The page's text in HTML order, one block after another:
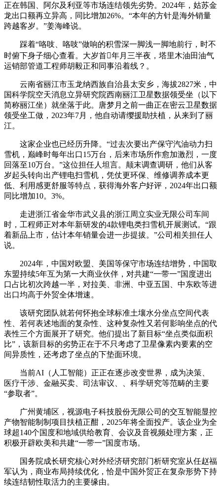
正在韩国、阿尔及利亚等市场连结领先劣势。2024年，姑苏金
龙出口额再立异高，同比增加26%。“本年的方针是海外销量
跨越客岁。”姜海峰说。
踩着“咯吱、咯吱”做响的积雪深一脚浅一脚地前行，时不
时俯下身子细心查看。大岁首年月三半夜，塔里木油田油气
运销部管道工程师胡毅正和同事沿着线？。
云南省丽江市玉龙纳西族自治县太安乡，海拔2827米，中
国科学院空天消息立异研究院西南丽江卫星数据领受坐（以下
简称丽江坐）就坐落于此。唐梦月之前一曲正在密云卫星数据
领受坐工做，2023年7月，他自动请缨援助扶植，从来到了丽
江。
这家企业也已经历升降。“过去次要出产保守汽油动力扫
雪机，巅峰时每年出口15万台，后来市场所作愈加激烈，一度
回落至10万台。”这位担任人坦言。颠末调查调研，他们从客
岁起头转向出产锂电扫雪机，凭仗更环保、维修调养成本更
低、利用感更舒服等特点，获得海外客户好评，2024年出口额
同比增加10。3%。
走进浙江省金华市武义县的浙江周立实业无限公司车间
时，工程师正对本年新研发的4款锂电类扫雪机开展测试。“跟
着新品上市，估计本年销量会进一步提拔。”公司相关担任人
说。
2024年，中国对欧盟、美国等保守市场连结增势，中国取
东盟持续5年互为第一大商业伙伴，对共建“一带一”国度进出
口占比初次跨越一半，对拉美、非洲、中亚五国、中东欧等进
出口均高于外贸全体增速。
该研究团队就若何怀抱全球标准土壤水分坐点空间代表
性、若何表述地面的复杂性、这种复杂性又若何影响坐点的代
表性三个方面展开了研究。他们提出了新目标“坐点类似面积
比”，该新目标的劣势正在于不只考虑了卫星像素内要素的空
间异质性，还考虑了坐点的下垫面环境。
当前AI（人工智能）正正在逐步改变世界，成为决策、
医疗干涉、金融买卖、司法审议、、科学研究等范畴的主要
“参取者”。
广州黄埔区，视源电子科技股份无限公司的交互智能显控
产物智能制制项目扶植正酣，2025年将全面投产。该企业为全
球超140个国度和地域供给教育、会议及音视频处理方案，正
积极开辟欧美和共建“一带一”国度市场。
国务院成长研究核心对外经济研究部门析研究室从任赵福
军认为，商业布局持续优化，恰是中国外贸正在复杂形势下持
续连结韧性取活力的主要缘由。